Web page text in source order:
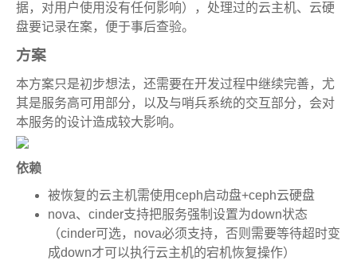
据，对用户使用没有任何影响），处理过的云主机、云硬
盘要记录在案，便于事后查验。
方案
本方案只是初步想法，还需要在开发过程中继续完善，尤
其是服务高可用部分，以及与哨兵系统的交互部分，会对
本服务的设计造成较大影响。
依赖
被恢复的云主机需使用ceph启动盘+ceph云硬盘
nova、cinder支持把服务强制设置为down状态
（cinder可选，nova必须支持，否则需要等待超时变
成down才可以执行云主机的宕机恢复操作）